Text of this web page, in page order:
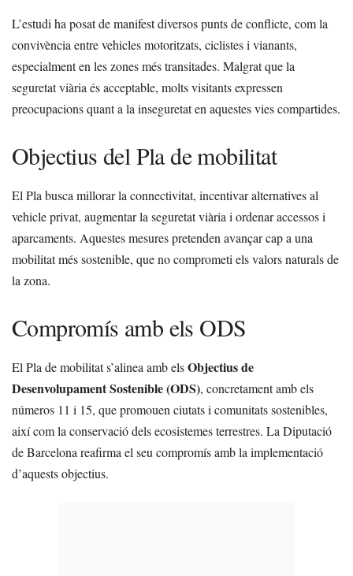
L’estudi ha posat de manifest diversos punts de conflicte, com la
convivència entre vehicles motoritzats, ciclistes i vianants,
especialment en les zones més transitades. Malgrat que la
seguretat viària és acceptable, molts visitants expressen
preocupacions quant a la inseguretat en aquestes vies compartides.
Objectius del Pla de mobilitat
El Pla busca millorar la connectivitat, incentivar alternatives al
vehicle privat, augmentar la seguretat viària i ordenar accessos i
aparcaments. Aquestes mesures pretenden avançar cap a una
mobilitat més sostenible, que no comprometi els valors naturals de
la zona.
Compromís amb els ODS
El Pla de mobilitat s’alinea amb elsObjectius de
Desenvolupament Sostenible (ODS), concretament amb els
números 11 i 15, que promouen ciutats i comunitats sostenibles,
així com la conservació dels ecosistemes terrestres. La Diputació
de Barcelona reafirma el seu compromís amb la implementació
d’aquests objectius.